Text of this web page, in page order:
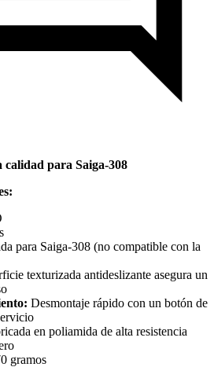
para Saiga-308
para Saiga-308 (no compatible con la
texturizada antideslizante asegura un
Desmontaje rápido con un botón de
en poliamida de alta resistencia
gramos